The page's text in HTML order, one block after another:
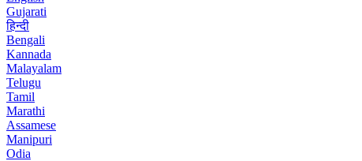
Gujarati
हिन्दी
Bengali
Kannada
Malayalam
Telugu
Tamil
Marathi
Assamese
Manipuri
Odia